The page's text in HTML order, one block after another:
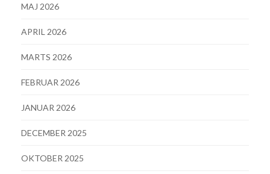
MAJ 2026
APRIL 2026
MARTS 2026
FEBRUAR 2026
JANUAR 2026
DECEMBER 2025
OKTOBER 2025